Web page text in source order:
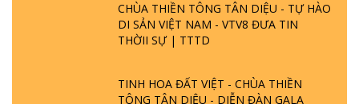
CHÙA THIỀN TÔNG TÂN DIỆU - TỰ HÀO
DI SẢN VIỆT NAM - VTV8 ĐƯA TIN
THỜII SỰ | TTTD
TINH HOA ĐẤT VIỆT - CHÙA THIỀN
TÔNG TÂN DIỆU - DIỄN ĐÀN GALA